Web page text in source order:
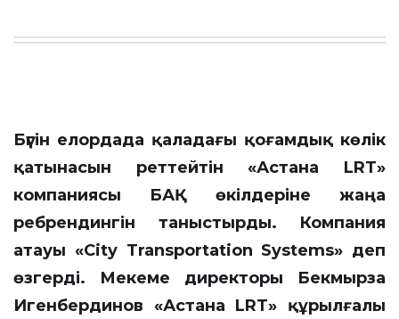
Бүгін елордада қаладағы қоғамдық көлік
қатынасын реттейтін «Астана LRT»
компаниясы БАҚ өкілдеріне жаңа
ребрендингін таныстырды. Компания
атауы «City Transportation Systems» деп
өзгерді. Мекеме директоры Бекмырза
Игенбердинов «Астана LRT» құрылғалы